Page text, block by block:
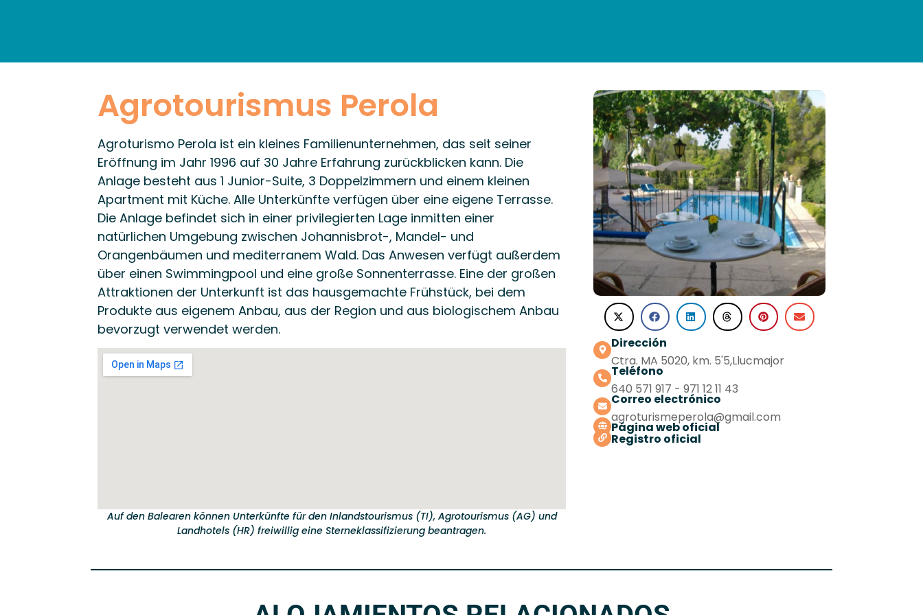
Agrotourismus Perola
Agroturismo Perola ist ein kleines Familienunternehmen, das seit seiner
Eröffnung im Jahr 1996 auf 30 Jahre Erfahrung zurückblicken kann. Die
Anlage besteht aus 1 Junior-Suite, 3 Doppelzimmern und einem kleinen
Apartment mit Küche. Alle Unterkünfte verfügen über eine eigene Terrasse.
Die Anlage befindet sich in einer privilegierten Lage inmitten einer
natürlichen Umgebung zwischen Johannisbrot-, Mandel- und
Orangenbäumen und mediterranem Wald. Das Anwesen verfügt außerdem
über einen Swimmingpool und eine große Sonnenterrasse. Eine der großen
Attraktionen der Unterkunft ist das hausgemachte Frühstück, bei dem
Produkte aus eigenem Anbau, aus der Region und aus biologischem Anbau
bevorzugt verwendet werden.
Auf den Balearen können Unterkünfte für den Inlandstourismus (TI), Agrotourismus (AG) und
Landhotels (HR) freiwillig eine Sterneklassifizierung beantragen.
Dirección
Ctra. MA 5020, km. 5'5,Llucmajor
Teléfono
640 571 917 - 971 12 11 43
Correo electrónico
agroturismeperola@gmail.com
Página web oficial
Registro oficial